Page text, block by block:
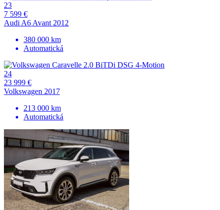
23
7 599 €
Audi A6 Avant 2012
380 000 km
Automatická
24
23 999 €
Volkswagen 2017
213 000 km
Automatická